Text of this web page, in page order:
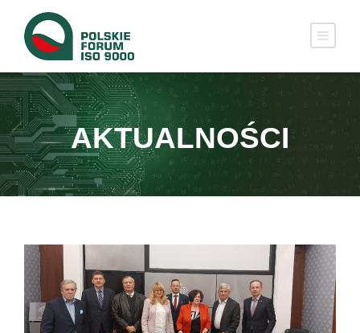
AKTUALNOŚCI